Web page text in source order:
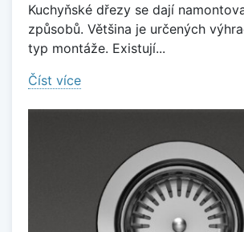
Kuchyňské dřezy se dají
způsobů. Většina je určených
typ montáže. Existují...
Číst více